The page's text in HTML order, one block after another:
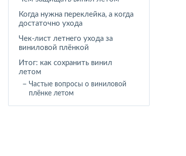
Когда нужна переклейка, а когда
достаточно ухода
Чек-лист летнего ухода за
виниловой плёнкой
Итог: как сохранить винил
летом
Частые вопросы о виниловой
плёнке летом